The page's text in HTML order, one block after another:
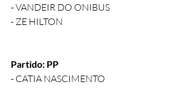
- VANDEIR DO ONIBUS
- ZE HILTON
Partido: PP
- CATIA NASCIMENTO